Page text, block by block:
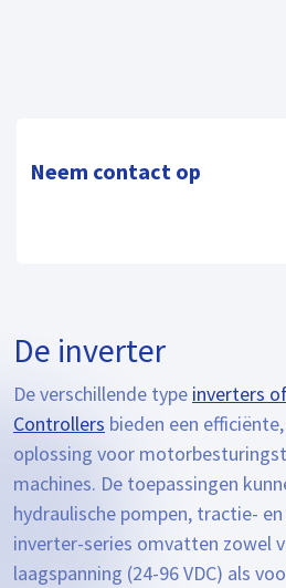
Neem contact op
De inverter
De verschillende type inverters
Controllers bieden een
oplossing voor
machines. De toepassingen
hydraulische pompen, tractie-
inverter-series omvatten zowel
laagspanning (24-96 VDC) als